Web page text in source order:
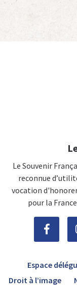
Le Souvenir
reconnue
vocation
pour la
Espace
Droit à l’image